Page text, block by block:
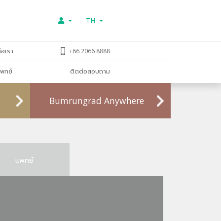
TH
เรา +66 2066 8888
ทย์ ติดต่อสอบถาม
Bumrungrad Anywhere
แพทย์